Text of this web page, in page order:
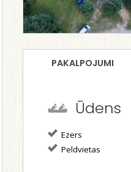
PAKALPOJUMI
Ūdens
Ezers
Peldvietas